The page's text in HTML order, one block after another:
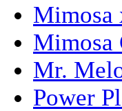
Mimosa
Mimosa
Mr.
Power